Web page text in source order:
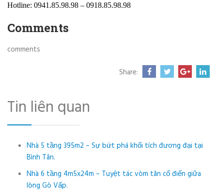
Hotline: 0941.85.98.98 – 0918.85.98.98
Comments
comments
Share:
Tin liên quan
Nhà 5 tầng 395m2 – Sự bứt phá khối tích đương đại tại
Bình Tân.
Nhà 6 tầng 4m5x24m – Tuyệt tác vòm tân cổ điển giữa
lòng Gò Vấp.